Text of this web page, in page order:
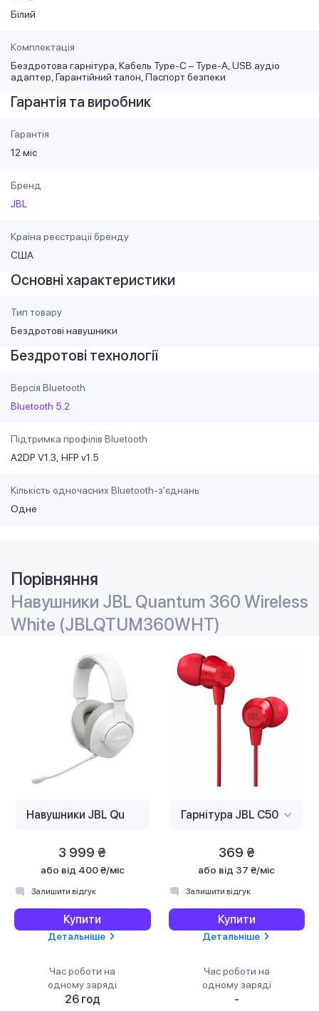
Білий
Комплектація
Бездротова гарнітура, Кабель Type-C – Type-A, USB аудіо
адаптер, Гарантійний талон, Паспорт безпеки
Гарантія та виробник
Гарантія
12 міс
Бренд
JBL
Країна реєстрації бренду
США
Основні характеристики
Тип товару
Бездротові навушники
Бездротові технології
Версія Bluetooth
Bluetooth 5.2
Підтримка профілів Bluetooth
A2DP V1.3 HFP v1.5
Кількість одночасних Bluetooth-з'єднань
Одне
Порівняння
Навушники JBL Quantum 360 Wireless
White (JBLQTUM360WHT)
3 999 ₴
або від 400 ₴/міс
Залишити відгук
Купити
Детальніше
Час роботи на
одному заряді
26 год
369 ₴
або від 37 ₴/міс
Залишити відгук
Купити
Детальніше
Час роботи на
одному заряді
-